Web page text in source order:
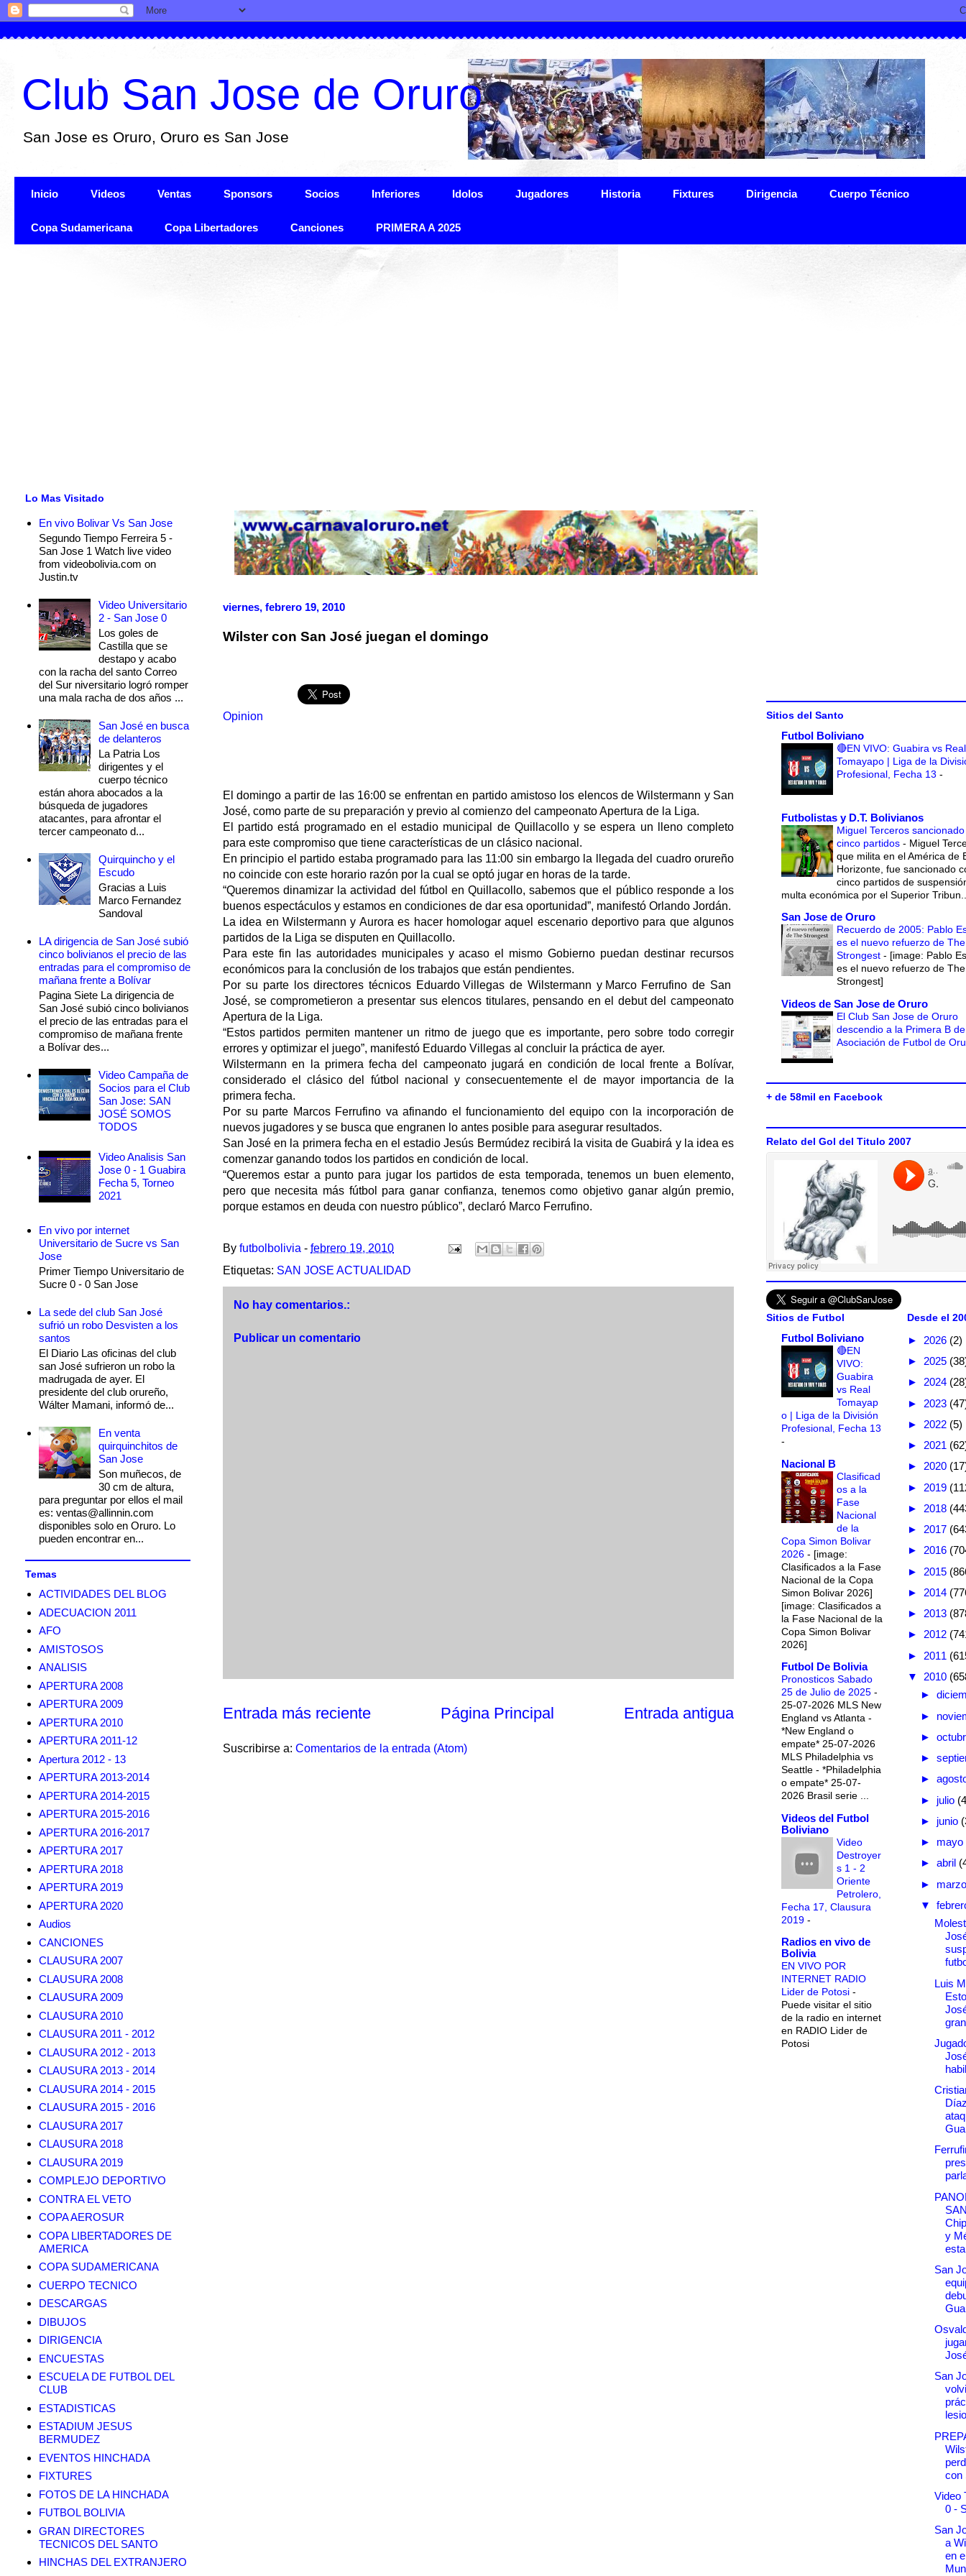
Club San Jose de Oruro
San Jose es Oruro, Oruro es San Jose
Inicio Videos Ventas Sponsors Socios Inferiores Idolos Jugadores Historia Fixtures Dirigencia Cuerpo Técnico
Copa Sudamericana Copa Libertadores Canciones PRIMERA A 2025
viernes, febrero 19, 2010
Wilster con San José juegan el domingo
Opinion
El domingo a partir de las 16:00 se enfrentan en partido amistoso los elencos de Wilstermann y San
José, como parte de su preparación y previo al comienzo del campeonato Apertura de la Liga.
El partido está programado en el estadio municipal de Quillacollo y se espera un lleno completo
para este compromiso que tiene características de un clásico nacional.
En principio el partido estaba programado para las 11:00 sin embargo la llegada del cuadro orureño
no coincide con este horario razón por la cual se optó jugar en horas de la tarde.
“Queremos dinamizar la actividad del fútbol en Quillacollo, sabemos que el público responde a los
buenos espectáculos y estamos en condiciones de dar esa oportunidad”, manifestó Orlando Jordán.
La idea en Wilstermann y Aurora es hacer homologar aquel escenario deportivo para que algunos
partidos de la Liga se disputen en Quillacollo.
Para este fin las autoridades municipales y acaso el mismo Gobierno puedan destinar recursos
económicos para la conclusión de los trabajos que están pendientes.
Por su parte los directores técnicos Eduardo Villegas de Wilstermann y Marco Ferrufino de San
José, se comprometieron a presentar sus elencos titulares, pensando en el debut del campeonato
Apertura de la Liga.
“Estos partidos permiten mantener un ritmo de juego que es importante, pero sobre todo corregir
errores y optimizar el juego”, manifestó Eduardo Villegas al concluir la práctica de ayer.
Wilstermann en la primera fecha del campeonato jugará en condición de local frente a Bolívar,
considerado el clásico del fútbol nacional y consecuentemente el de mayor importancia de la
primera fecha.
Por su parte Marcos Ferrufino va afinando el funcionamiento del equipo con la incorporación de
nuevos jugadores y se busca que engranen lo antes posible para asegurar resultados.
San José en la primera fecha en el estadio Jesús Bermúdez recibirá la visita de Guabirá y la idea es
comenzar ganando todos los partidos en condición de local.
“Queremos estar a punto para jugar los partidos de esta temporada, tenemos un buen elemento,
pero que necesita más fútbol para ganar confianza, tenemos como objetivo ganar algún premio,
porque estamos en deuda con nuestro público”, declaró Marco Ferrufino.
By futbolbolivia - febrero 19, 2010
Etiquetas: SAN JOSE ACTUALIDAD
No hay comentarios.:
Publicar un comentario
Entrada más reciente Entrada antigua
Página Principal
Suscribirse a: Comentarios de la entrada (Atom)
Lo Mas Visitado
En vivo Bolivar Vs San Jose
Segundo Tiempo Ferreira 5 -
San Jose 1 Watch live video
from videobolivia.com on
Justin.tv
Video Universitario
2 - San Jose 0
Los goles de
Castilla que se
destapo y acabo
con la racha del santo Correo
del Sur niversitario logró romper
una mala racha de dos años ...
San José en busca
de delanteros
La Patria Los
dirigentes y el
cuerpo técnico
están ahora abocados a la
búsqueda de jugadores
atacantes, para afrontar el
tercer campeonato d...
Quirquincho y el
Escudo
Gracias a Luis
Marco Fernandez
Sandoval
LA dirigencia de San José subió
cinco bolivianos el precio de las
entradas para el compromiso de
mañana frente a Bolívar
Pagina Siete La dirigencia de
San José subió cinco bolivianos
el precio de las entradas para el
compromiso de mañana frente
a Bolívar des...
Video Campaña de
Socios para el Club
San Jose: SAN
JOSÉ SOMOS
TODOS
Video Analisis San
Jose 0 - 1 Guabira
Fecha 5, Torneo
2021
En vivo por internet
Universitario de Sucre vs San
Jose
Primer Tiempo Universitario de
Sucre 0 - 0 San Jose
La sede del club San José
sufrió un robo Desvisten a los
santos
El Diario Las oficinas del club
san José sufrieron un robo la
madrugada de ayer. El
presidente del club orureño,
Wálter Mamani, informó de...
En venta
quirquinchitos de
San Jose
Son muñecos, de
30 cm de altura,
para preguntar por ellos el mail
es: ventas@allinnin.com
disponibles solo en Oruro. Lo
pueden encontrar en...
Temas
ACTIVIDADES DEL BLOG
ADECUACION 2011
AFO
AMISTOSOS
ANALISIS
APERTURA 2008
APERTURA 2009
APERTURA 2010
APERTURA 2011-12
Apertura 2012 - 13
APERTURA 2013-2014
APERTURA 2014-2015
APERTURA 2015-2016
APERTURA 2016-2017
APERTURA 2017
APERTURA 2018
APERTURA 2019
APERTURA 2020
Audios
CANCIONES
CLAUSURA 2007
CLAUSURA 2008
CLAUSURA 2009
CLAUSURA 2010
CLAUSURA 2011 - 2012
CLAUSURA 2012 - 2013
CLAUSURA 2013 - 2014
CLAUSURA 2014 - 2015
CLAUSURA 2015 - 2016
CLAUSURA 2017
CLAUSURA 2018
CLAUSURA 2019
COMPLEJO DEPORTIVO
CONTRA EL VETO
COPA AEROSUR
COPA LIBERTADORES DE
AMERICA
COPA SUDAMERICANA
CUERPO TECNICO
DESCARGAS
DIBUJOS
DIRIGENCIA
ENCUESTAS
ESCUELA DE FUTBOL DEL
CLUB
ESTADISTICAS
ESTADIUM JESUS
BERMUDEZ
EVENTOS HINCHADA
FIXTURES
FOTOS DE LA HINCHADA
FUTBOL BOLIVIA
GRAN DIRECTORES
TECNICOS DEL SANTO
HINCHAS DEL EXTRANJERO
Sitios del Santo
Futbol Boliviano
🔴EN VIVO: Guabira vs Real
Tomayapo | Liga de la
Profesional, Fecha 13 -
Futbolistas y D.T. Bolivianos
Miguel Terceros
cinco partidos - Miguel
que milita en el América de
Horizonte, fue sancionado
cinco partidos de
multa económica por el Superior
San Jose de Oruro
Recuerdo de 2005: Pablo
es el nuevo refuerzo de The
Strongest - [image: Pablo
es el nuevo refuerzo de The
Strongest]
Videos de San Jose de Oruro
El Club San Jose de Oruro
descendio a la Primera B
Asociación de Futbol de
+ de 58mil en Facebook
Relato del Gol del Titulo 2007
Sitios de Futbol
Futbol Boliviano
🔴EN
VIVO:
Guabira
vs Real
Tomayap
o | Liga de la División
Profesional, Fecha 13
-
Nacional B
Clasificad
os a la
Fase
Nacional
de la
Copa Simon Bolivar
2026 - [image:
Clasificados a la Fase
Nacional de la Copa
Simon Bolivar 2026]
[image: Clasificados a
la Fase Nacional de la
Copa Simon Bolivar
2026]
Futbol De Bolivia
Pronosticos Sabado
25 de Julio de 2025 -
25-07-2026 MLS New
England vs Atlanta -
*New England o
empate* 25-07-2026
MLS Philadelphia vs
Seattle - *Philadelphia
o empate* 25-07-
2026 Brasil serie ...
Videos del Futbol
Boliviano
Video
Destroyer
s 1 - 2
Oriente
Petrolero,
Fecha 17, Clausura
2019 -
Radios en vivo de
Bolivia
EN VIVO POR
INTERNET RADIO
Lider de Potosi -
Puede visitar el sitio
de la radio en internet
en RADIO Lider de
Potosi
Desde el
► 2026 (2)
► 2025
► 2024
► 2023
► 2022 (5)
► 2021
► 2020
► 2019
► 2018
► 2017
► 2016
► 2015
► 2014
► 2013
► 2012
► 2011
▼ 2010
►
►
►
►
►
► julio
► junio
► mayo
► abril
►
▼
Luis
y
San
San
con
Video
0 -
San
a
en